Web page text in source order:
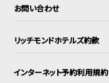
お問い合わせ
リッチモンドホテルズ約款
インターネット予約利用規約